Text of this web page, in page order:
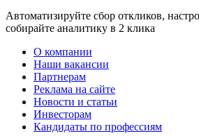
Автоматизируйте сбор откликов,
собирайте аналитику в 2 клика
О компании
Наши вакансии
Партнерам
Реклама на сайте
Новости и статьи
Инвесторам
Кандидаты по профессиям